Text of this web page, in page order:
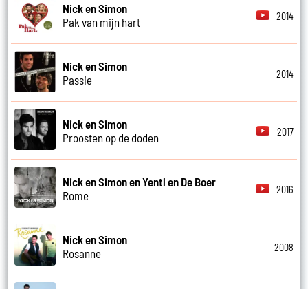
Nick en Simon
Pak van mijn hart
2014
Nick en Simon
Passie
2014
Nick en Simon
Proosten op de doden
2017
Nick en Simon en Yentl en De Boer
Rome
2016
Nick en Simon
Rosanne
2008